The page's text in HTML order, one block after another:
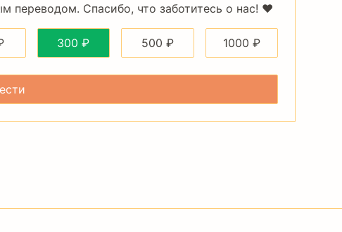
переводом. Спасибо, что заботитесь о нас! ❤️
300 ₽ 500 ₽ 1000 ₽